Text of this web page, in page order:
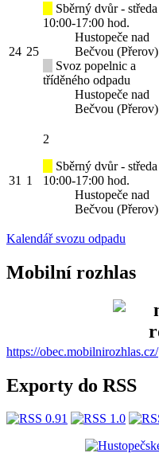
24 25
Sběrný dvůr - středa
10:00-17:00 hod.
Hustopeče nad
Bečvou (Přerov)
Svoz popelnic a
tříděného odpadu
Hustopeče nad
Bečvou (Přerov)
31 1
2
Sběrný dvůr - středa
10:00-17:00 hod.
Hustopeče nad
Bečvou (Přerov)
Kalendář svozu odpadu
Mobilní rozhlas
https://obec.mobilnirozhlas.cz/
Exporty do RSS